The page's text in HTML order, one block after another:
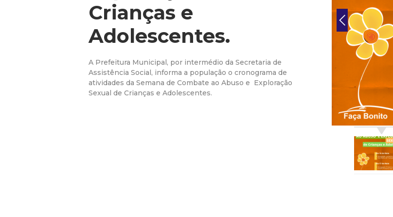
M
u
Crianças e
Adolescentes.
A Prefeitura Municipal, por intermédio da Secretaria de
Assistência Social, informa a população o cronograma de
atividades da Semana de Combate ao Abuso e Exploração
Sexual de Crianças e Adolescentes.